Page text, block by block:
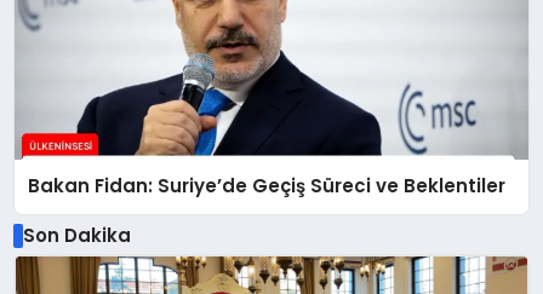
Bakan Fidan: Suriye’de Geçiş Süreci ve Beklentiler
Son Dakika